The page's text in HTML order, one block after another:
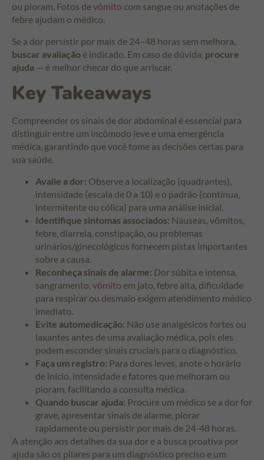
ou pioram. Fotos devômito com sangue ou anotações de
febre ajudam o médico.
Se a dor persistir por mais de 24–48 horas sem melhora,
buscar avaliação é indicado. Em caso de dúvida, procure
ajuda — é melhor checar do que arriscar.
Key Takeaways
Compreender os sinais de dor abdominal é essencial para
distinguir entre um incômodo leve e uma emergência
médica, garantindo que você tome as decisões certas para
sua saúde.
Avalie a dor: Observe a localização (quadrantes),
intensidade (escala de 0 a 10) e o padrão (contínua,
intermitente ou cólica) para uma análise inicial.
Identifique sintomas associados: Náuseas, vômitos,
febre, diarreia, constipação, ou problemas
urinários/ginecológicos fornecem pistas importantes
sobre a causa.
Reconheça sinais de alarme: Dor súbita e intensa,
sangramento, vômito em jato, febre alta, dificuldade
para respirar ou desmaio exigem atendimento médico
imediato.
Evite automedicação: Não use analgésicos fortes ou
laxantes antes de uma avaliação médica, pois eles
podem esconder sinais cruciais para o diagnóstico.
Faça um registro: Para dores leves, anote o horário
de início, intensidade e fatores que melhoram ou
pioram, facilitando a consulta médica.
Quando buscar ajuda: Procure um médico se a dor for
grave, apresentar sinais de alarme, piorar
rapidamente ou persistir por mais de 24-48 horas.
A atenção aos detalhes da sua dor e a busca proativa por
ajuda são os pilares para um diagnóstico preciso e um